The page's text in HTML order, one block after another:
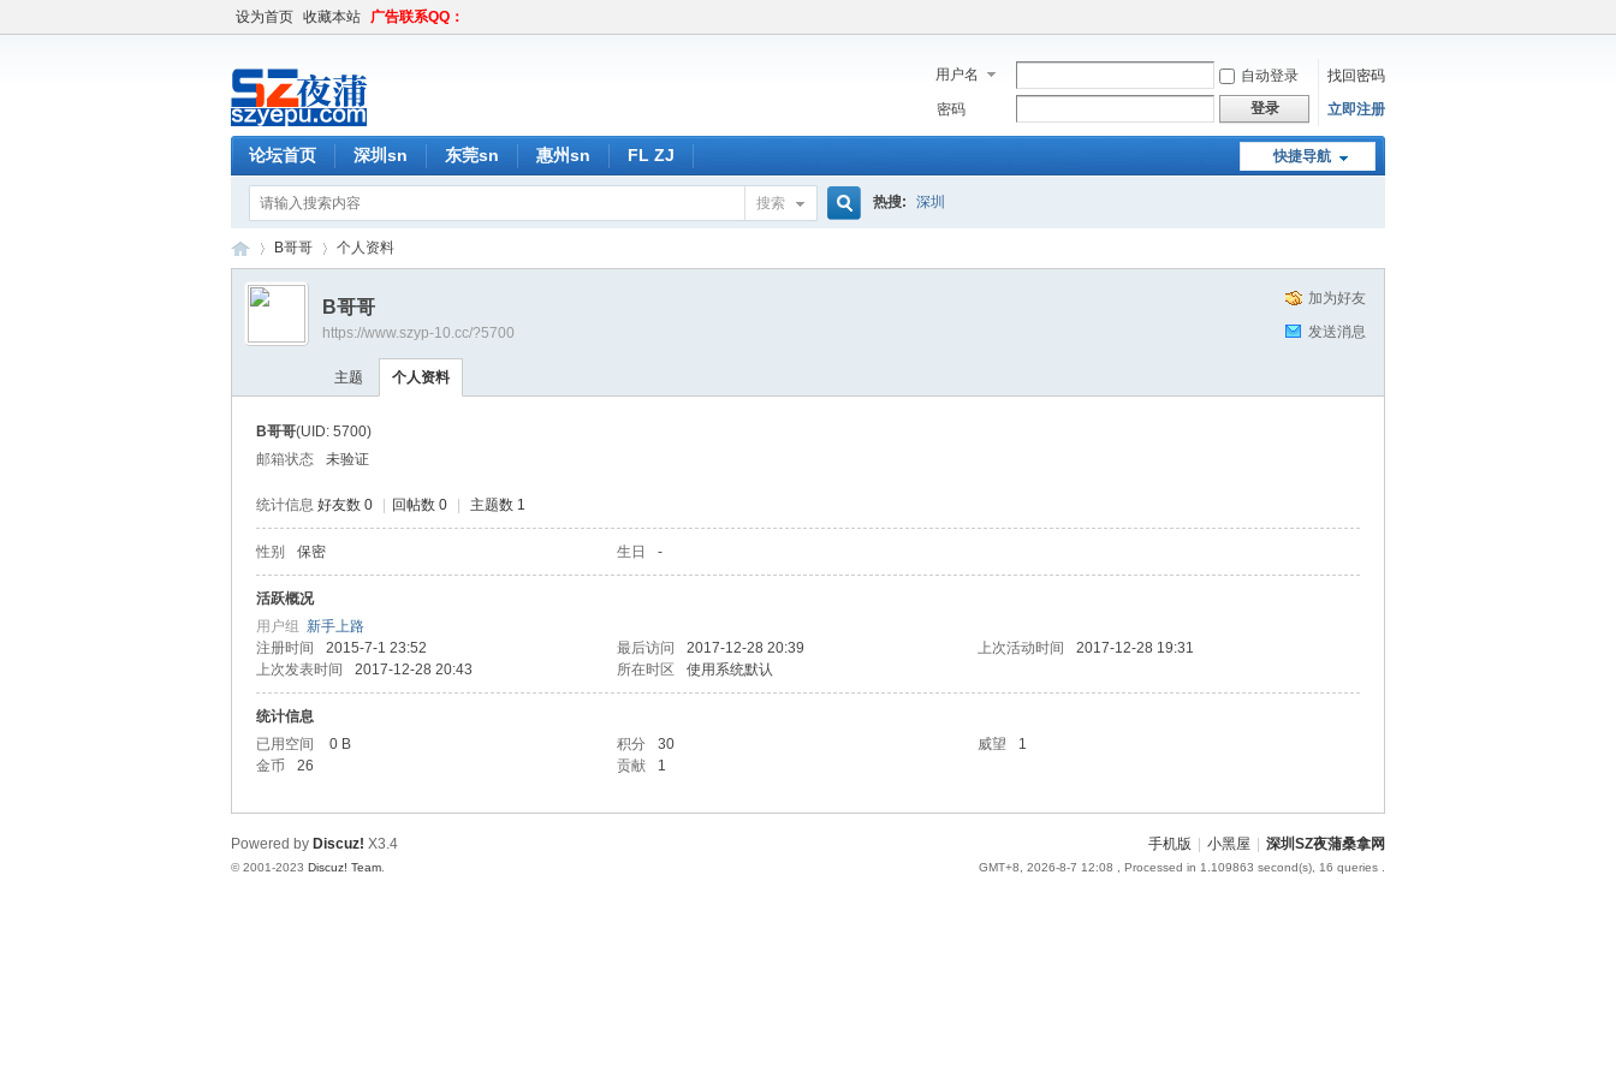
设为首页 收藏本站 广告联系QQ：
用户名 自动登录
找回密码
密码
登录 立即注册
快捷导航
论坛首页 深圳sn 东莞sn 惠州sn FL ZJ
搜索 热搜: 深圳
›
B哥哥 个人资料
加为好友
发送消息
B哥哥
https://www.szyp-10.cc/?5700
主题 个人资料
B哥哥(UID: 5700)
邮箱状态
未验证
统计信息 好友数 0 回帖数 0 主题数 1
性别 保密 生日 -
活跃概况
用户组 新手上路
注册时间
2015-7-1 23:52 最后访问 2017-12-28 20:39 上次活动时间
2017-12-28 19:31
上次发表时间
2017-12-28 20:43 所在时区 使用系统默认
统计信息
已用空间
0 B 积分 30 威望
1
金币
26 贡献 1
手机版 小黑屋 深圳SZ夜蒲桑拿网
GMT+8, 2026-8-7 12:08 , Processed in 1.109863 second(s), 16 queries .
Powered by Discuz! X3.4
© 2001-2023 Discuz! Team